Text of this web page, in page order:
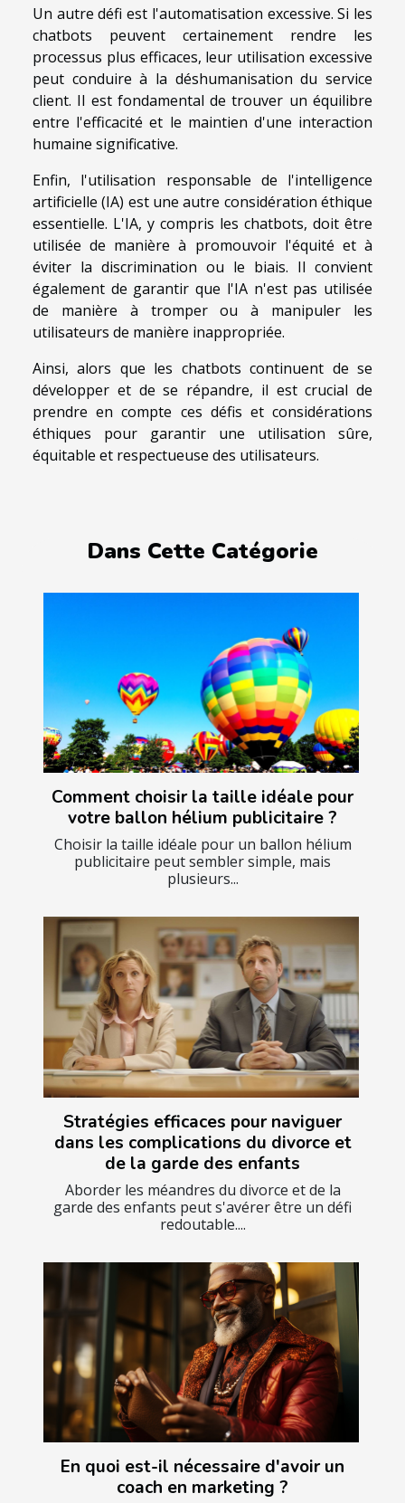
Un autre défi est l'automatisation excessive. Si les
chatbots peuvent certainement rendre les
processus plus efficaces, leur utilisation excessive
peut conduire à la déshumanisation du service
client. Il est fondamental de trouver un équilibre
entre l'efficacité et le maintien d'une interaction
humaine significative.
Enfin, l'utilisation responsable de l'intelligence
artificielle (IA) est une autre considération éthique
essentielle. L'IA, y compris les chatbots, doit être
utilisée de manière à promouvoir l'équité et à
éviter la discrimination ou le biais. Il convient
également de garantir que l'IA n'est pas utilisée
de manière à tromper ou à manipuler les
utilisateurs de manière inappropriée.
Ainsi, alors que les chatbots continuent de se
développer et de se répandre, il est crucial de
prendre en compte ces défis et considérations
éthiques pour garantir une utilisation sûre,
équitable et respectueuse des utilisateurs.
Dans Cette Catégorie
Comment choisir la taille idéale pour
votre ballon hélium publicitaire ?
Choisir la taille idéale pour un ballon hélium
publicitaire peut sembler simple, mais
plusieurs...
Stratégies efficaces pour naviguer
dans les complications du divorce et
de la garde des enfants
Aborder les méandres du divorce et de la
garde des enfants peut s'avérer être un défi
redoutable....
En quoi est-il nécessaire d'avoir un
coach en marketing ?